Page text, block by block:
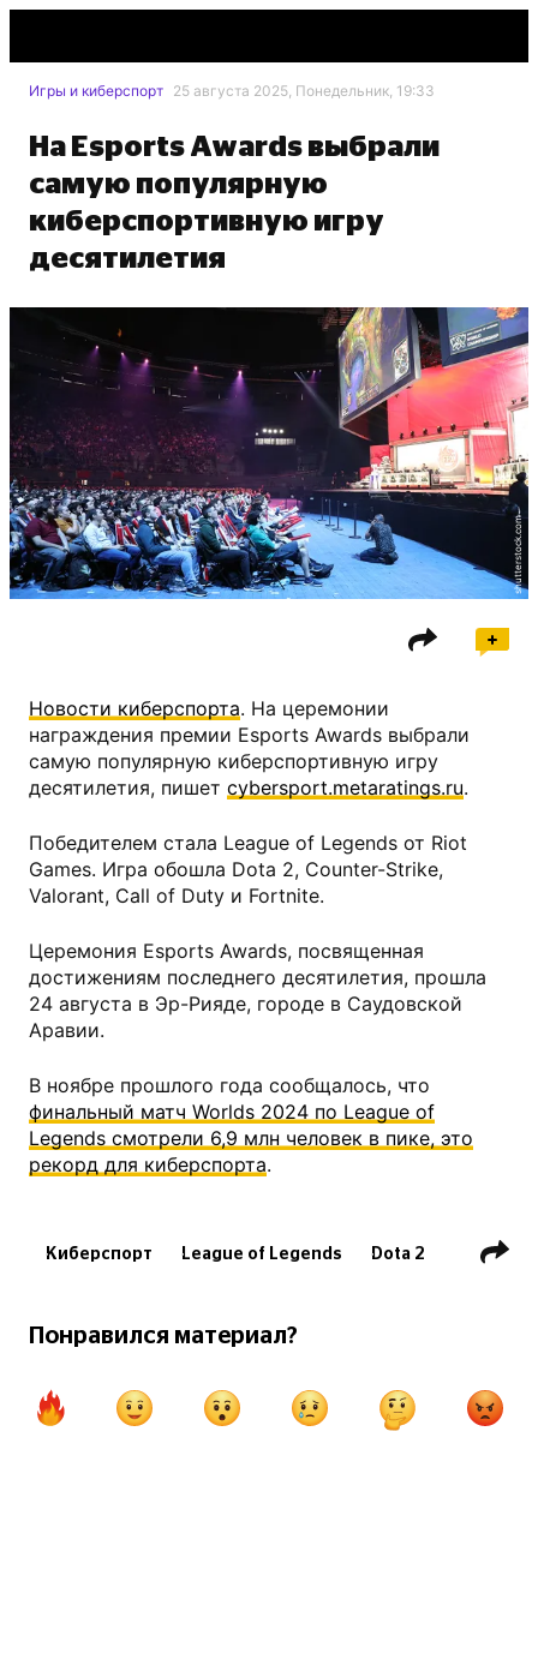
Игры и киберспорт 25 августа 2025, Понедельник, 19:33
На Esports Awards выбрали
самую популярную
киберспортивную игру
десятилетия
shutterstock.com
Новости киберспорта. На церемонии
награждения премии Esports Awards выбрали
самую популярную киберспортивную игру
десятилетия, пишет cybersport.metaratings.ru.
Победителем стала League of Legends от Riot
Games. Игра обошла Dota 2, Counter-Strike,
Valorant, Call of Duty и Fortnite.
Церемония Esports Awards, посвященная
достижениям последнего десятилетия, прошла
24 августа в Эр-Рияде, городе в Саудовской
Аравии.
В ноябре прошлого года сообщалось, что
финальный матч Worlds 2024 по League of
Legends смотрели 6,9 млн человек в пике, это
рекорд для киберспорта.
Киберспорт League of Legends Dota 2
Counter-Strike 2 (CS2) Valorant
Понравился материал?